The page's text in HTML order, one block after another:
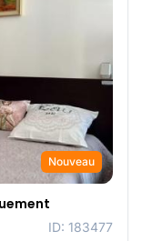
Nouveau
ID: 183477